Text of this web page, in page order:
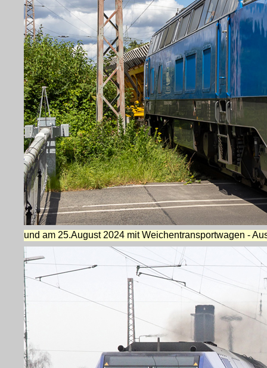
und am 25.August 2024 mit Weichentransportwagen -